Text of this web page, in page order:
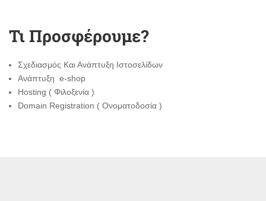
Τι Προσφέρουμε?
Σχεδιασμός Και Ανάπτυξη Ιστοσελίδων
Ανάπτυξη e-shop
Hosting ( Φιλοξενία )
Domain Registration ( Ονοματοδοσία )